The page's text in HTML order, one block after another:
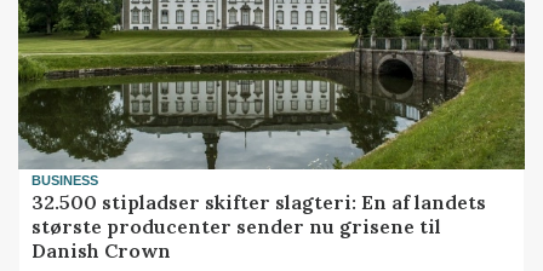
BUSINESS
32.500 stipladser skifter slagteri: En af landets
største producenter sender nu grisene til
Danish Crown